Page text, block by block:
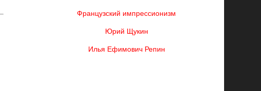
Французский импрессионизм
Юрий Щукин
Илья Ефимович Репин